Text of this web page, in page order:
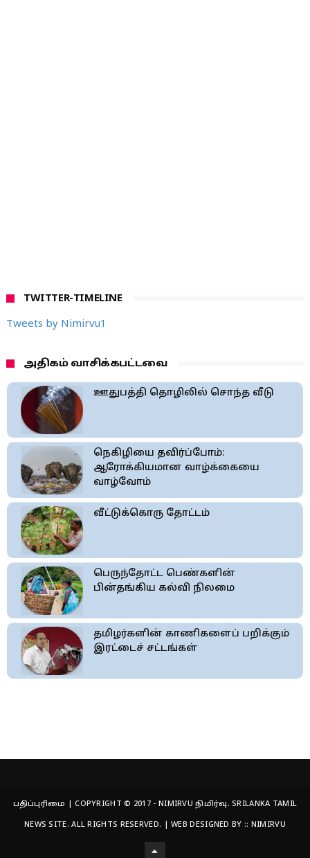
TWITTER-TIMELINE
Tweets by Nimirvu1
அதிகம் வாசிக்கபட்டவை
ஊதுபத்தி தொழிலில் சொந்த வீடு
நெகிழியை தவிர்ப்போம்:
ஆரோக்கியமான வாழ்க்கையை
வாழ்வோம்
வீட்டுக்கொரு தோட்டம்
பெருந்தோட்ட பெண்களின்
பின்தங்கிய கல்வி நிலமை
தமிழர்களின் காணிகளைப் பறிக்கும்
இரட்டைச் சட்டங்கள்
பதிப்புரிமை | COPYRIGHT © 2017 - NIMIRVU நிமிர்வு. SRILANKA TAMIL
NEWS SITE. ALL RIGHTS RESERVED. | WEB DESIGNED BY :: NIMIRVU